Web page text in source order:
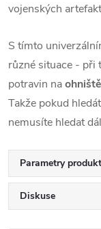
vojenských
S tímto
různé situace - při
potravin naohniště
Takže pokud
nemusíte hledat
Parametry
Diskuse